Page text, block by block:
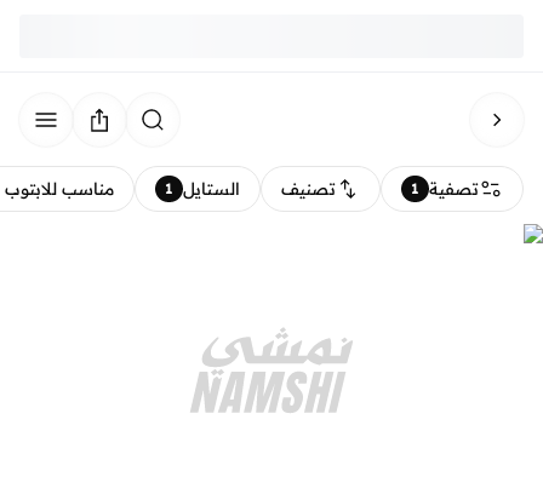
تصفية 1 تصنيف الستايل 1 مناسب للابتوب